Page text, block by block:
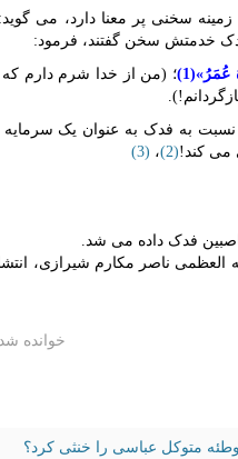
سخنی پر معنا دارد، می
فدک خدمتش سخن گفتند، فرمود:
عُمَرُ»(1)
؛ (من از خدا شرم دارم
به فدک به عنوان یک سرمایه
می کند!(2) ، (3)
العظمی ناصر مکارم شیرازی،
خوانده
متوکل عباسی را خنثی کرد؟